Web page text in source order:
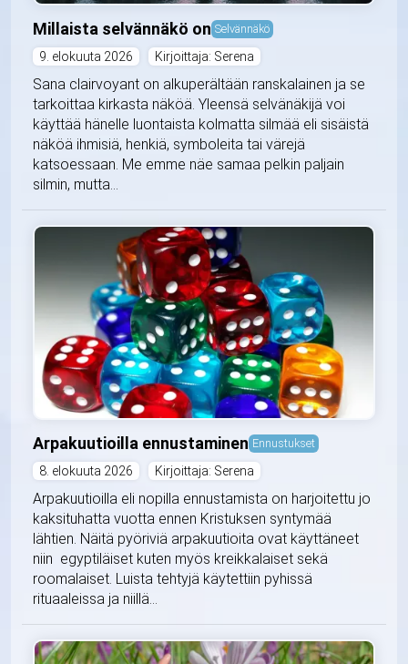
Millaista selvännäkö on Selvännäkö
9. elokuuta 2026 Kirjoittaja: Serena
Sana clairvoyant on alkuperältään ranskalainen ja se
tarkoittaa kirkasta näköä. Yleensä selvänäkijä voi
käyttää hänelle luontaista kolmatta silmää eli sisäistä
näköä ihmisiä, henkiä, symboleita tai värejä
katsoessaan. Me emme näe samaa pelkin paljain
silmin, mutta...
Arpakuutioilla ennustaminen Ennustukset
8. elokuuta 2026 Kirjoittaja: Serena
Arpakuutioilla eli nopilla ennustamista on harjoitettu jo
kaksituhatta vuotta ennen Kristuksen syntymää
lähtien. Näitä pyöriviä arpakuutioita ovat käyttäneet
niin egyptiläiset kuten myös kreikkalaiset sekä
roomalaiset. Luista tehtyjä käytettiin pyhissä
rituaaleissa ja niillä...